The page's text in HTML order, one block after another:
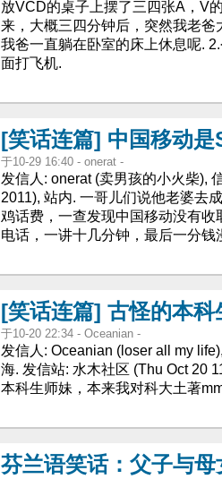
放VCD的桌子上摆了三四张A，V
来，大概三四分钟后，突然我老爸
我爸一直躺在卧室的床上休息呢.
面打飞机.
[笑话连篇] 中国移动是
于10-29 16:40 - onerat -
发信人: onerat (卖男孩的小火柴),
2011), 站内. 一哥儿们说他老婆去
鸡话费，一查发现中国移动没有
电话，一讲十几分钟，最后一分钱
[笑话连篇] 古怪的本
于10-20 22:34 - Oceanian -
发信人: Oceanian (loser all my
海. 发信站: 水木社区 (Thu Oct 20
本科生师妹，本来我对科大土著
芬兰语笑话：父子与母